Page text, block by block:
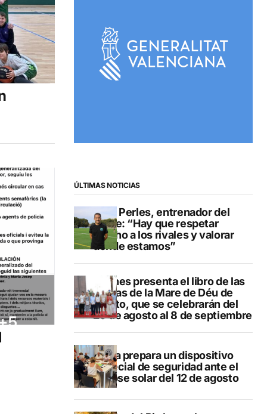
ÚLTIMAS NOTICIAS
Pere Perles, entrenador del
Calpe: “Hay que respetar
mucho a los rivales y valorar
dónde estamos”
Duanes presenta el libro de las
fiestas de la Mare de Déu de
Loreto, que se celebrarán del
29 de agosto al 8 de septiembre
Xàbia prepara un dispositivo
especial de seguridad ante el
eclipse solar del 12 de agosto